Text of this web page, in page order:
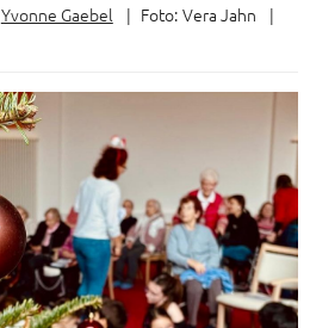
Yvonne Gaebel | Foto: Vera Jahn
|